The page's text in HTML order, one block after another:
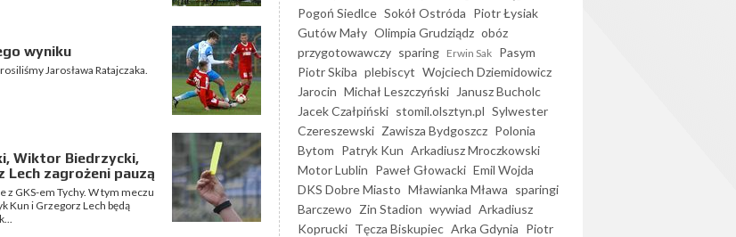
wyniku
Jarosława Ratajczaka.
Wiktor Biedrzycki,
Lech zagrożeni pauzą
z GKS-em Tychy. W tym meczu
Kun i Grzegorz Lech będą
Pogoń Siedlce Sokół Ostróda Piotr Łysiak
Gutów Mały Olimpia Grudziądz obóz
przygotowawczy sparing Erwin Sak Pasym
Piotr Skiba plebiscyt Wojciech Dziemidowicz
Jarocin Michał Leszczyński
Janusz Bucholc
Jacek Czałpiński stomil.olsztyn.pl Sylwester
Czereszewski Zawisza Bydgoszcz Polonia
Bytom Patryk Kun Arkadiusz Mroczkowski
Motor Lublin Paweł Głowacki Emil Wojda
DKS Dobre Miasto Mławianka Mława sparingi
Barczewo Zin Stadion wywiad Arkadiusz
Koprucki Tęcza Biskupiec Arka Gdynia Piotr